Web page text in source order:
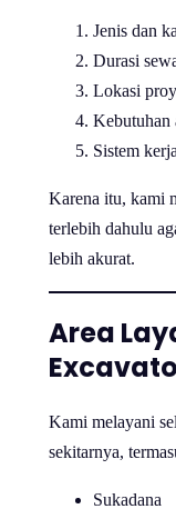
Jenis dan
Durasi
Lokasi
Kebutuhan
Sistem
Karena itu, kami
terlebih dahulu
lebih akurat.
Area
Kami melayani
sekitarnya,
Sukadana